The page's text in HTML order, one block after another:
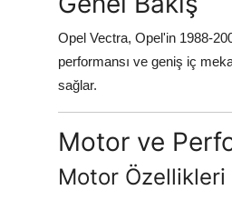
Opel Vectra, Opel'in 1988-
performansı ve geniş iç
sağlar.
Motor ve
Motor Özellikleri